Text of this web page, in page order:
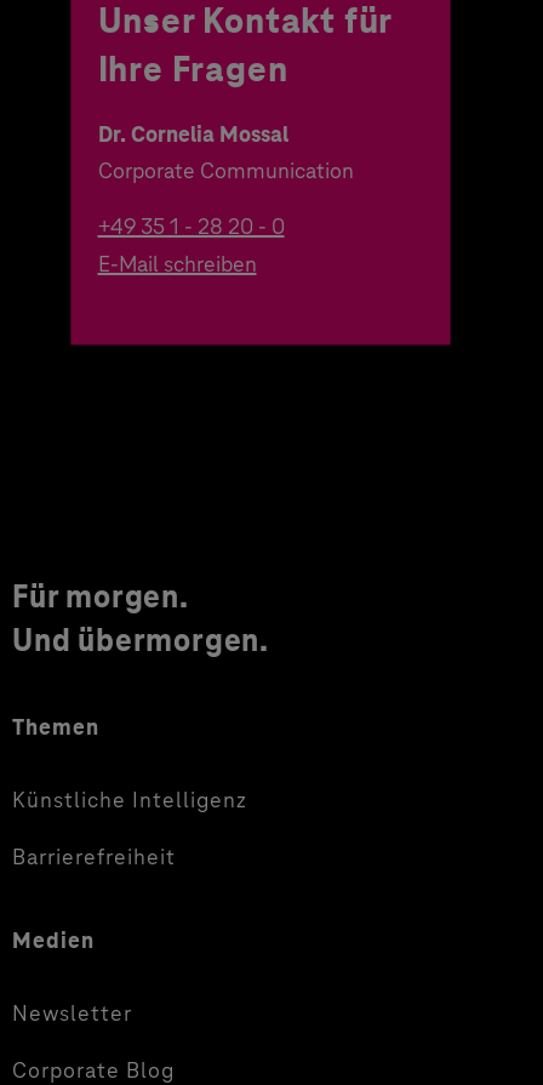
Unser Kontakt für
Ihre Fragen
Dr. Cornelia Mossal
Corporate Communication
+49 35 1 - 28 20 - 0
E-Mail schreiben
Für morgen.
Und übermorgen.
Themen
Künstliche Intelligenz
Barrierefreiheit
Medien
Newsletter
Corporate Blog